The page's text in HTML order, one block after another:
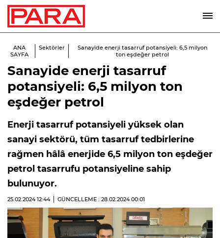
ANA
SAYFA
Sektörler
Sanayide enerji tasarruf potansiyeli: 6,5 milyon
ton eşdeğer petrol
Sanayide enerji tasarruf
potansiyeli: 6,5 milyon ton
eşdeğer petrol
Enerji tasarruf potansiyeli yüksek olan
sanayi sektörü, tüm tasarruf tedbirlerine
rağmen hâlâ enerjide 6,5 milyon ton eşdeğer
petrol tasarrufu potansiyeline sahip
bulunuyor.
25.02.202412:44 GÜNCELLEME : 28.02.202400:01